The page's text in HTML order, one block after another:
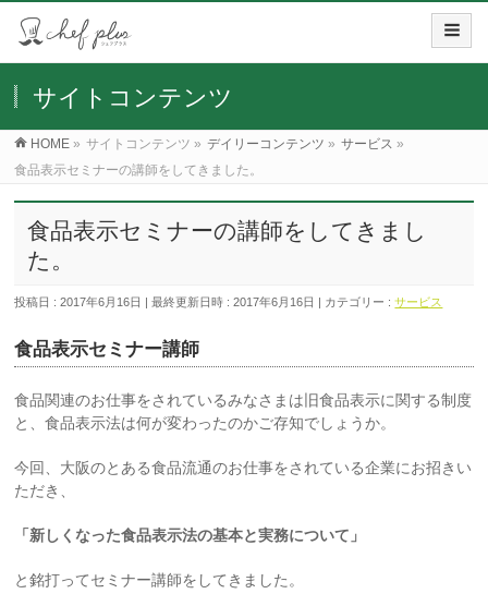
サイトコンテンツ
HOME » サイトコンテンツ » デイリーコンテンツ » サービス »
食品表示セミナーの講師をしてきました。
食品表示セミナーの講師をしてきまし
た。
投稿日 : 2017年6月16日 最終更新日時 : 2017年6月16日 カテゴリー :サービス
食品表示セミナー講師
食品関連のお仕事をされているみなさまは旧食品表示に関する制度
と、食品表示法は何が変わったのかご存知でしょうか。
今回、大阪のとある食品流通のお仕事をされている企業にお招きい
ただき、
「新しくなった食品表示法の基本と実務について」
と銘打ってセミナー講師をしてきました。